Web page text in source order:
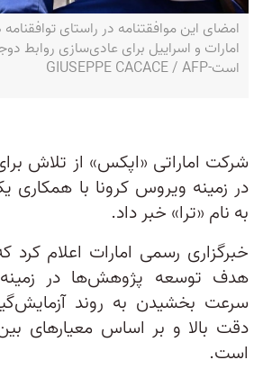
امضای این موافقتنامه در راستای
امارات و اسراییل برای عادی‌سازی روابط
است-GIUSEPPE CACACE / AFP
شرکت اماراتی «اپکس» از تلاش
در زمینه ویروس کرونا با همکاری
به نام «ترا» خبر داد.
خبرگزاری رسمی امارات اعلام کرد
هدف توسعه پژوهش‌ها در
سرعت بخشیدن به روند
دقت بالا و بر اساس معیارهای
است.